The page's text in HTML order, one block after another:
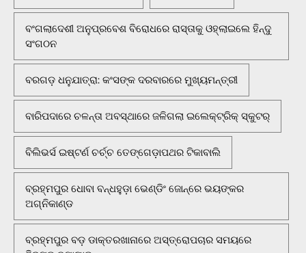
ବଂଗଲାଦେଶୀ ଅନୁପ୍ରବେଶ ବିରୋଧରେ ରାସ୍ତାକୁ ଓହ୍ଲାଇଲେ ହିନ୍ଦୁ
ସଂଗଠନ
ବରଗଡ଼ ଧନୁଯାତ୍ରା: କଂସଙ୍କ ଦରବାରରେ ମୁଖ୍ୟମନ୍ତ୍ରୀ
ବାରିପଦାରେ ଚଳନ୍ତା ଅବସ୍ଥାରେ ଜଳିଗଲା ଇଲେକ୍ଟ୍ରିକ୍ ସ୍କୁଟର୍
ବିଲିଭର୍ସ ଇଷ୍ଟର୍ଣ ଚର୍ଚ୍ଚ ତେଙ୍ଗେଡ଼ାପଥର ଟିକାବାଲି
ବ୍ରହ୍ମପୁର ଧୋବା ବନ୍ଧହୁଡ଼ା ଭେଣ୍ଡିଂ ଜୋନ୍‌ରେ ଭୟଙ୍କର
ଅଗ୍ନିକାଣ୍ଡ
ବ୍ରହ୍ମପୁର ବଡ଼ ଡାକ୍ତରଖାନାରେ ଅସ୍ତ୍ରୋପଚାର ସମୟରେ